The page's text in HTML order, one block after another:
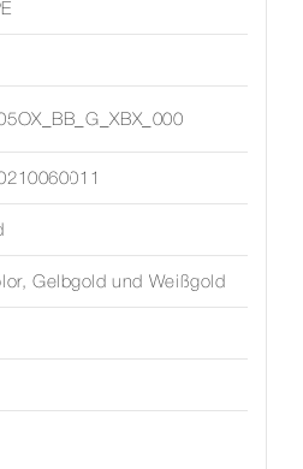
Gelbgold und Weißgold